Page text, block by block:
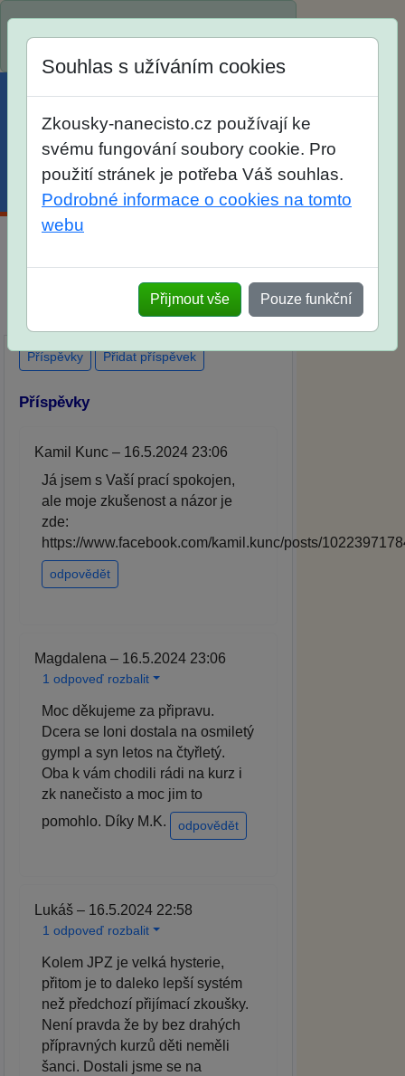
SŠ? Vaše ohlasy po skutečných
přijímacích zkouškách
Souhlas s užíváním cookies
Zkousky-nanecisto.cz používají ke
svému fungování soubory cookie. Pro
použití stránek je potřeba Váš souhlas.
Podrobné informace o cookies na tomto
webu
Přijmout vše Pouze funkční
Příspěvky Přidat příspěvek
Příspěvky
Kamil Kunc – 16.5.2024 23:06
Já jsem s Vaší prací spokojen,
ale moje zkušenost a názor je
zde:
https://www.facebook.com/kamil.kunc/posts/
odpovědět
Magdalena – 16.5.2024 23:06
1 odpoveď rozbalit
Moc děkujeme za připravu.
Dcera se loni dostala na osmiletý
gympl a syn letos na čtyřletý.
Oba k vám chodili rádi na kurz i
zk nanečisto a moc jim to
pomohlo. Díky M.K.
odpovědět
Lukáš – 16.5.2024 22:58
1 odpoveď rozbalit
Kolem JPZ je velká hysterie,
přitom je to daleko lepší systém
než předchozí přijímací zkoušky.
Není pravda že by bez drahých
přípravných kurzů děti neměli
šanci. Dostali jsme se na